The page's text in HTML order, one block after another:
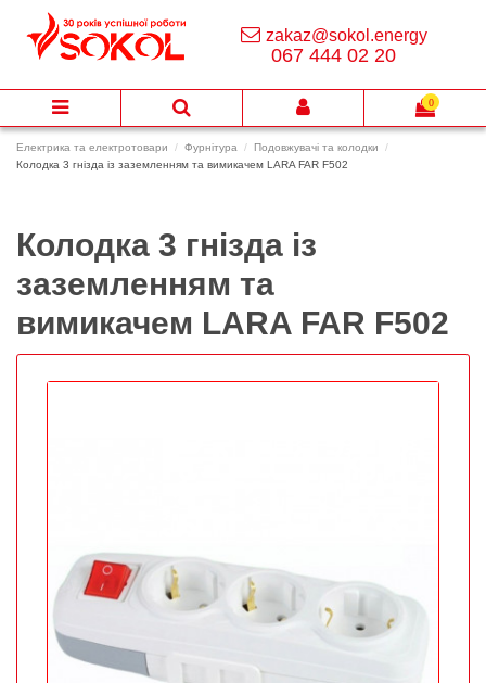
Електрика та електротовари Фурнітура
Подовжувачі та колодки
Колодка 3 гнізда із заземленням та вимикачем LARA FAR F502
Колодка 3 гнізда із
заземленням та
вимикачем LARA FAR F502
zakaz@sokol.energy
067 444 02 20
0